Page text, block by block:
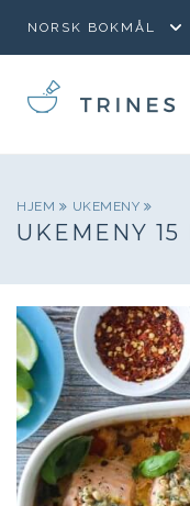
HJEM UKEMENY
UKEMENY